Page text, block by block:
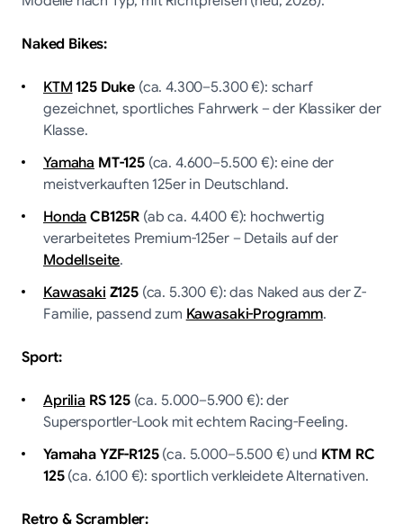
Naked Bikes:
KTM125 Duke(ca. 4.300–5.300 €): scharf
gezeichnet, sportliches Fahrwerk – der Klassiker der
Klasse.
YamahaMT-125(ca. 4.600–5.500 €): eine der
meistverkauften 125er in Deutschland.
HondaCB125R(ab ca. 4.400 €): hochwertig
verarbeitetes Premium-125er – Details auf der
Modellseite.
KawasakiZ125(ca. 5.300 €): das Naked aus der Z-
Familie, passend zumKawasaki-Programm.
Sport:
ApriliaRS 125(ca. 5.000–5.900 €): der
Supersportler-Look mit echtem Racing-Feeling.
Yamaha YZF-R125(ca. 5.000–5.500 €) und KTM RC
125(ca. 6.100 €): sportlich verkleidete Alternativen.
Retro & Scrambler: